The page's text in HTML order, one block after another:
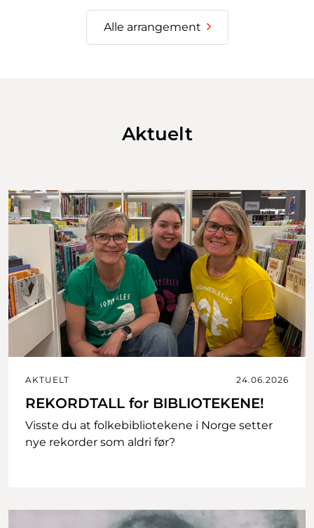
Alle arrangement
Aktuelt
AKTUELT 24.06.2026
REKORDTALL for BIBLIOTEKENE!
Visste du at folkebibliotekene i Norge setter
nye rekorder som aldri før?